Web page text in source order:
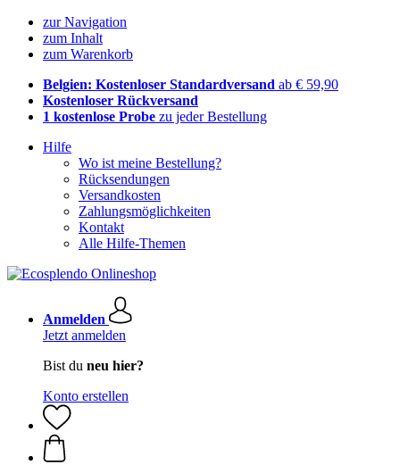
zur Navigation
zum Inhalt
zum Warenkorb
Belgien: Kostenloser Standardversand ab € 59,90
Kostenloser Rückversand
1 kostenlose Probe zu jeder Bestellung
Hilfe
Wo ist meine Bestellung?
Rücksendungen
Versandkosten
Zahlungsmöglichkeiten
Kontakt
Alle Hilfe-Themen
Anmelden
Jetzt anmelden
Bist du neu hier?
Konto erstellen